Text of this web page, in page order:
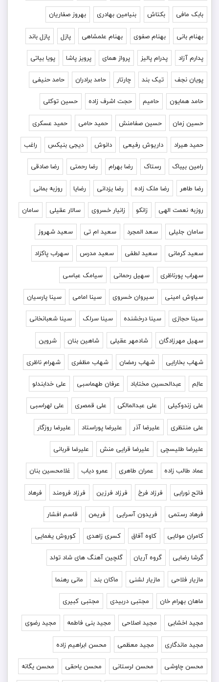
بابک مافی بکتاش بنیامین بهادری بهروز صفاریان
بهنام بانی بهنام صفوی بهنام علمشاهی پازل پازل باند
پدارم آزاد پدرام پالیز پرواز همای پرویز پاشا پویا بیاتی
پویان نجف تیک بند چارتار حامد برادران حامد حنیفی
حامد همایون حامیم حجت اشرف زاده حسین توکلی
حسین زمان حسین صفامنش حمید حامی حمید عسکری
حمید هیراد داریوش رفیعی دانوش دیجی بنیکس راغب
رامین بیباک رستاک رضا بهرام رضا رحمتی رضا صادقی
رضا طاهر رضا ملک زاده رضا یزدانی رضایا روزبه بمانى
روزبه نعمت الهی زانکو زانیار خسروی سالار عقیلی سامان
سامان جلیلی سعد المجرد سعید ام تی سعید شهروز
سعید کرمانی سعید لطفی سعید مدرس سهراب پاکزاد
سهراب پورناظری سهیل رحمانی سیامک عباسی
سیاوش امینی سیروان خسروی سینا امامی سینا پارسیان
سینا حجازی سینا درخشنده سینا سرلک سینا شعبانخانی
سهیل مهرزادگان شادمهر عقیلی شاهین بنان شروین
شهاب بخارایی شهاب رمضان شهاب مظفری شهرام ناظری
عالِم عبدالحسین مختاباد عرفان طهماسبی علی خدابندلو
علی زندوکیلی علی عبدالمالکی علی قمصری علی لهراسبی
علی منتظری علیرضا آذر علیرضا پوراستاد علیرضا روزگار
علیرضا طلیسچی علیرضا قرایی منش علیرضا قربانی
عماد طالب زاده عمران طاهری عمرو دیاب غلامحسین بنان
فاتح نورایی فرزاد فرخ فرزاد فرزین فرزاد فرومند فرهاد
فرهاد رستمی فریدون آسرایی فریمن قاسم افشار
کامران مولایی کاوه آفاق کسری زاهدی کوروش یغمایی
گرشا رضایی گروه آریان گلچین آهنگ های شاد تولد
مازیار فلاحی مازیار لشنی ماکان بند مانی رهنما
ماهان بهرام خان مجتبی دربیدی مجتبی کبیری
مجید اخشابی مجید اصلاحی مجید بنی فاطمه مجید رضوی
مجید ماندگاری مجید معظمی محسن ابراهیم زاده
محسن چاوشی محسن لرستانی محسن یاحقی محسن یگانه